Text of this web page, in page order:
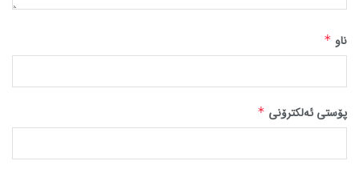
ناو *
پۆستی ئەلکترۆنی *